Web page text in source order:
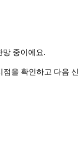
망 중이에요.
을 확인하고 다음